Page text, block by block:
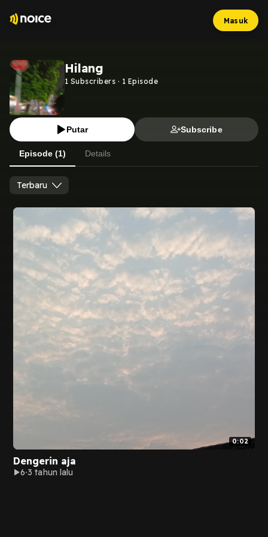
Masuk
Hilang
1 Subscribers · 1 Episode
Putar Subscribe
Episode (1) Details
Terbaru
0:02
Dengerin aja
6 3 tahun lalu